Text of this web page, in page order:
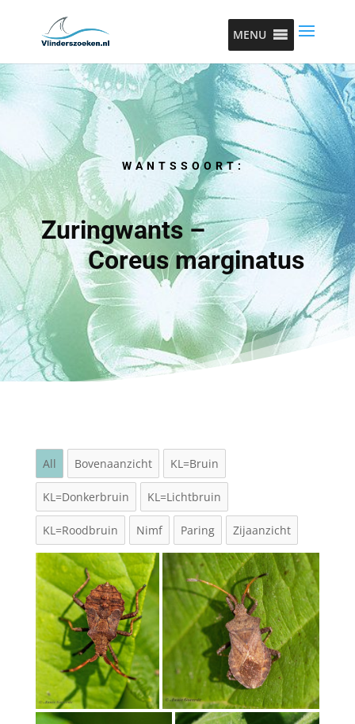
MENU
WANTSSOORT:
Zuringwants –
Coreus marginatus
All Bovenaanzicht KL=Bruin
KL=Donkerbruin KL=Lichtbruin
KL=Roodbruin Nimf Paring Zijaanzicht